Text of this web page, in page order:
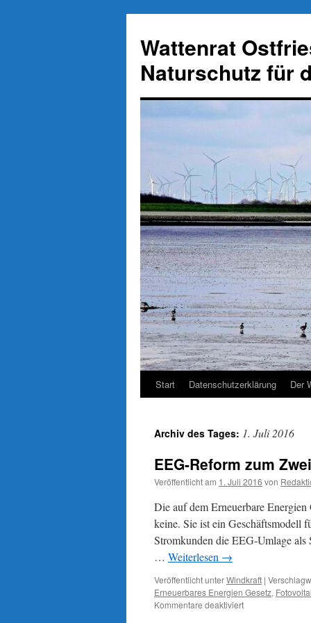
springen
Wattenrat
Naturschutz für
Start Datenschutzerklärung Der
Archiv des Tages: 1. Juli 2016
EEG-Reform zum
Veröffentlicht am 1. Juli 2016 von
Die auf dem Erneuerbare
keine. Sie ist ein Geschäftsmodell
Stromkunden die EEG-Umlage
… Weiterlesen →
Veröffentlicht unterWindkraft |
Erneuerbares Energien Gesetz,
Kommentare deaktiviertfür